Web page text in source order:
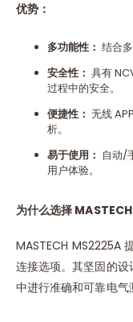
优势：
多功能性： 结合
安全性： 具有
过程中的安全。
便捷性： 无线
析。
易于使用： 自动/
用户体验。
为什么选择
MASTECH MS2225A
连接选项。其坚固的
中进行准确和可靠电气